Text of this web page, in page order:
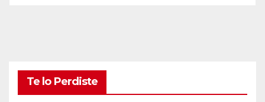
Te lo Perdiste